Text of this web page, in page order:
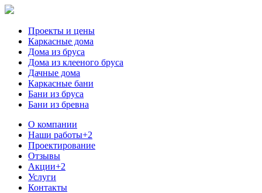
Проекты и цены
Каркасные дома
Дома из бруса
Дома из клееного бруса
Дачные дома
Каркасные бани
Бани из бруса
Бани из бревна
О компании
Наши работы+2
Проектирование
Отзывы
Акции+2
Услуги
Контакты